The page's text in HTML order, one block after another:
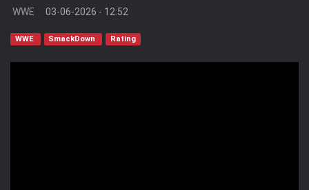
WWE 03-06-2026 - 12:52
WWE SmackDown Rating